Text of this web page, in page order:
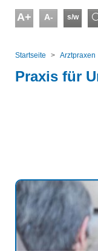
A+ A- s/w
Startseite
Arztpraxen
Praxis für